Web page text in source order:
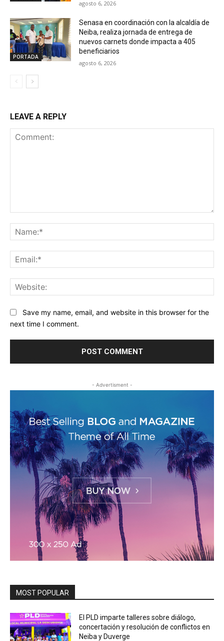
agosto 6, 2026
PORTADA
Senasa en coordinación con la alcaldía de
Neiba, realiza jornada de entrega de
nuevos carnets donde impacta a 405
beneficiarios
agosto 6, 2026
LEAVE A REPLY
Save my name, email, and website in this browser for the
next time I comment.
- Advertisment -
MOST POPULAR
El PLD imparte talleres sobre diálogo,
concertación y resolución de conflictos en
Neiba y Duverge